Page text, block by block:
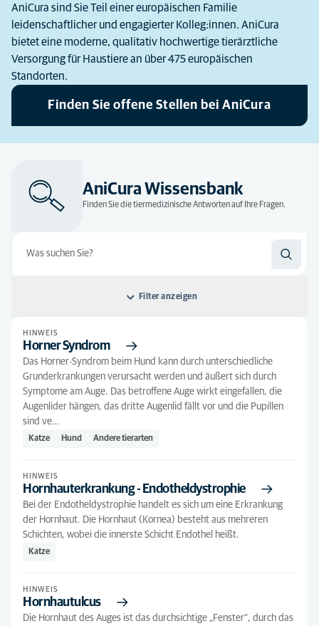
AniCura sind Sie Teil einer europäischen Familie
leidenschaftlicher und engagierter Kolleg:innen. AniCura
bietet eine moderne, qualitativ hochwertige tierärztliche
Versorgung für Haustiere an über 475 europäischen
Standorten.
Finden Sie offene Stellen bei AniCura
AniCura Wissensbank
Finden Sie die tiermedizinische Antworten auf Ihre Fragen.
Filter anzeigen
Sortieren nach: Nach Relevanz
Nach Relevanz
Alphabetisch
Art des Artikels
Hinweis (279)
Alle Tierarten
Andere tierarten
Katze
Welpe
Alle Leistungen
HINWEIS
Horner Syndrom
Das Horner-Syndrom beim Hund kann durch unterschiedliche
Grunderkrankungen verursacht werden und äußert sich durch
Symptome am Auge. Das betroffene Auge wirkt eingefallen, die
Augenlider hängen, das dritte Augenlid fällt vor und die Pupillen
sind ve…
Katze Hund Andere tierarten
HINWEIS
Hornhauterkrankung - Endotheldystrophie
Bei der Endotheldystrophie handelt es sich um eine Erkrankung
der Hornhaut. Die Hornhaut (Kornea) besteht aus mehreren
Schichten, wobei die innerste Schicht Endothel heißt.
Katze
HINWEIS
Hornhautulcus
Die Hornhaut des Auges ist das durchsichtige „Fenster“, durch das